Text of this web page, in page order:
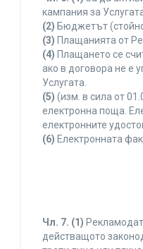
кампания за
(2) Бюджетът
(3) Плащанията от
(4) Плащането се
ако в договора не е
Услугата.
(5) (изм. в сила от
електронна поща.
електронните
(6) Електронната
Чл. 7. (1)
действащото